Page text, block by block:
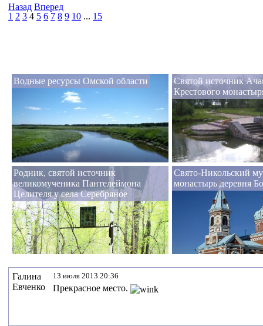
1 2 3 4 5 6 7 8 9 10 ... 15
Назад Вперед
Водные ресурсы Омской области
Святой источник
Крестового
Родник, святой источник
великомученика Пантелеймона
Целителя у села Серебряное
Свято-Никольский
монастырь деревня
Галина
Евченко
13 июля 2013 20:36
Прекрасное место.